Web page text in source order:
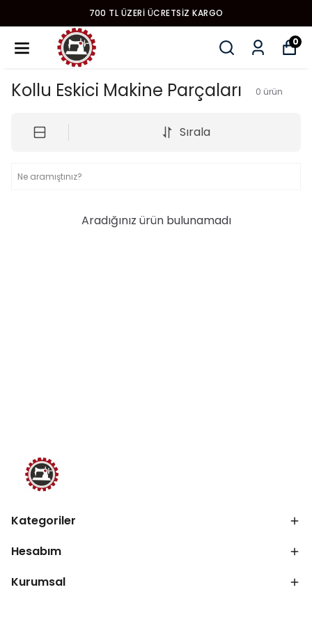
700 TL ÜZERI ÜCRETSIZ KARGO
0
Kollu Eskici Makine Parçaları 0 ürün
Sırala
Aradığınız ürün bulunamadı
Kategoriler
Hesabım
Kurumsal